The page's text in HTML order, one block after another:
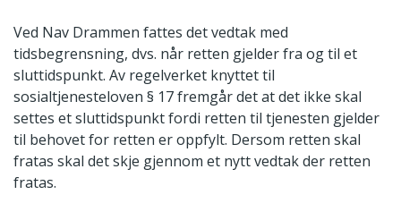
Ved Nav Drammen fattes det vedtak med
tidsbegrensning, dvs. når retten gjelder fra og til et
sluttidspunkt. Av regelverket knyttet til
sosialtjenesteloven § 17 fremgår det at det ikke skal
settes et sluttidspunkt fordi retten til tjenesten gjelder
til behovet for retten er oppfylt. Dersom retten skal
fratas skal det skje gjennom et nytt vedtak der retten
fratas.